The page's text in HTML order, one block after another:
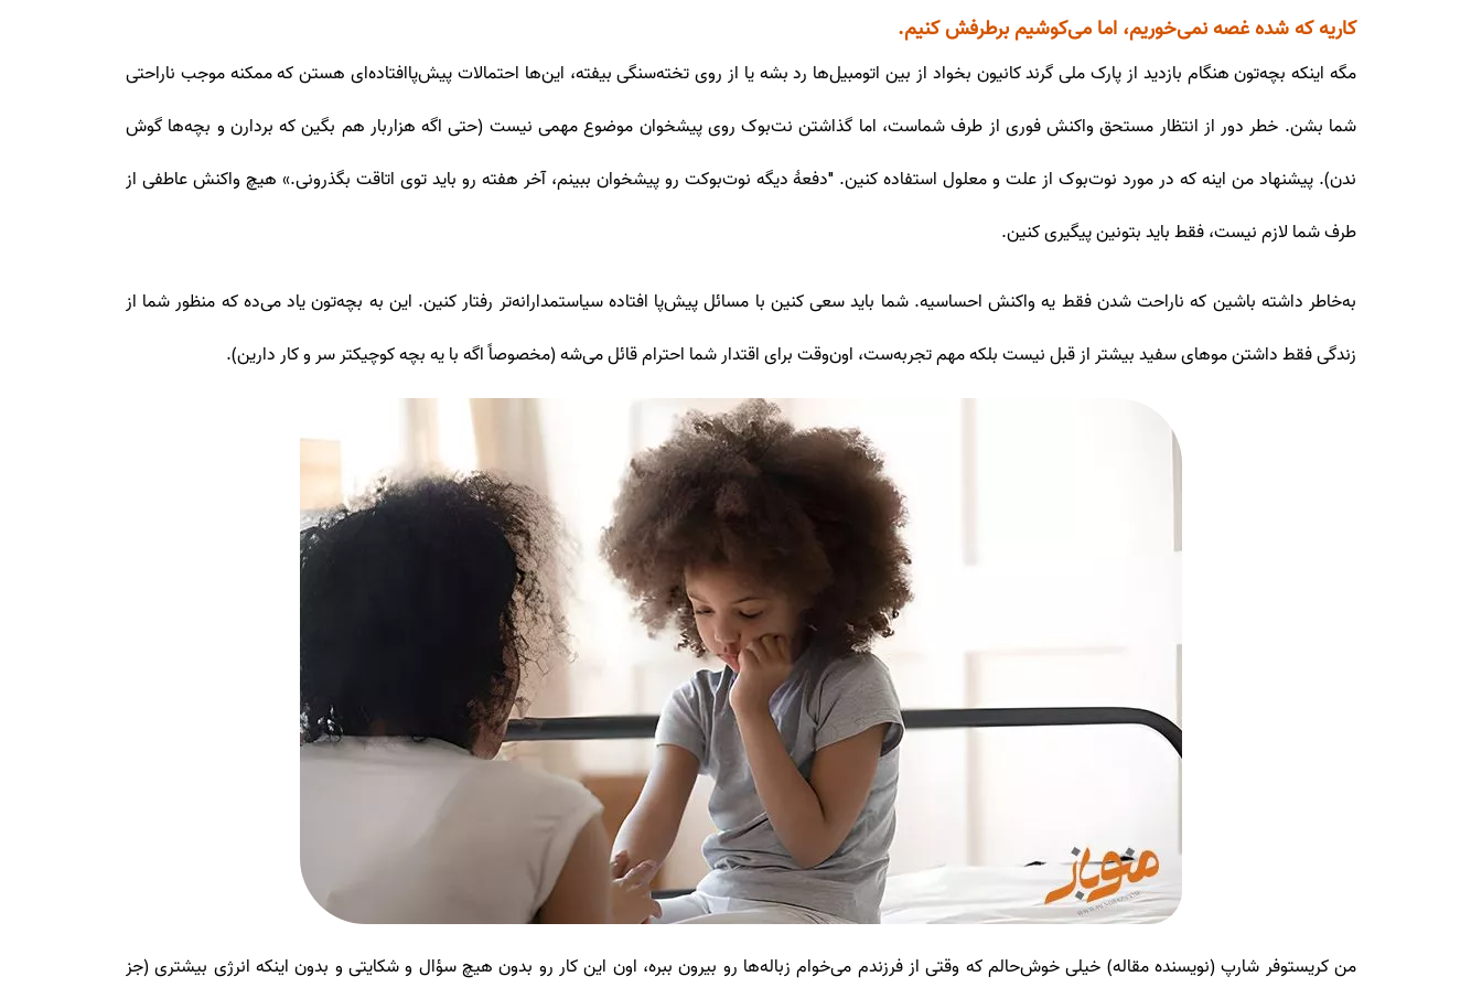
کاریه که شده غصه نمی‌خوریم، اما می‌کوشیم برطرفش کنیم.
مگه اینکه بچه‌تون هنگام بازدید از پارک ملی گرند کانیون بخواد از بین اتومبیل‌ها رد بشه یا از روی تخته‌سنگی بیفته، این‌ها احتمالات پیش‌پاافتاده‌ای هستن که ممکنه موجب ناراحتی
شما بشن. خطر دور از انتظار مستحق واکنش فوری از طرف شماست، اما گذاشتن نت‌بوک روی پیشخوان موضوع مهمی نیست (حتی اگه هزاربار هم بگین که بردارن و بچه‌ها گوش
ندن). پیشنهاد من اینه که در مورد نوت‌بوک از علت و معلول استفاده کنین. "دفعۀ دیگه نوت‌بوکت رو پیشخوان ببینم، آخر هفته رو باید توی اتاقت بگذرونی.» هیچ واکنش عاطفی از
طرف شما لازم نیست، فقط باید بتونین پیگیری کنین.
به‌خاطر داشته باشین که ناراحت شدن فقط یه واکنش احساسیه. شما باید سعی کنین با مسائل پیش‌پا افتاده سیاستمدارانه‌تر رفتار کنین. این به بچه‌تون یاد می‌ده که منظور شما از
زندگی فقط داشتن موهای سفید بیشتر از قبل نیست بلکه مهم تجربه‌ست، اون‌وقت برای اقتدار شما احترام قائل می‌شه (مخصوصاً اگه با یه بچه کوچیکتر سر و کار دارین).
من کریستوفر شارپ (نویسنده مقاله) خیلی خوش‌حالم که وقتی از فرزندم می‌خوام زباله‌ها رو بیرون ببره، اون این کار رو بدون هیچ سؤال و شکایتی و بدون اینکه انرژی بیشتری (جز